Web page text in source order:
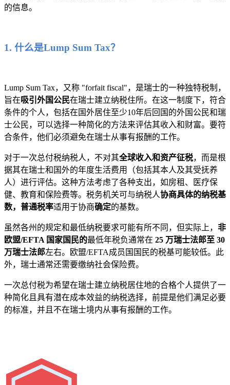
的信息。
1. 什么是Lump Sum Tax？
Lump Sum Tax，又称 "forfait fiscal"，是瑞士的一种独特税制，
旨在吸引外国公民在瑞士建立纳税住所。在这一制度下，符合
条件的个人，包括在国外居住至少10年后回国的外国公民和瑞
士公民，可以选择一种简化的方法来评估其收入和财富。要符
合条件，他们必须避免在瑞士从事有报酬的工作。
对于一次总付税纳税人，不对其全球收入和资产征税，而是根
据其在瑞士和国外的年度生活费用（包括其本人及其受抚养
人）进行评估。这种方法考虑了各种支出，如房租、医疗保
健、教育和保险费等。税务机关可与纳税人协商具体的纳税基
数，普通税率适用于协商确定的基数。
虽然各州的规定和最低纳税要求可能有所不同，但实际上， 非
欧盟/EFTA 国家国民的最低年税负通常在 25 万瑞士法郎至 30
万瑞士法郎左右。欧盟/EFTA成员国国民的税基可能较低。此
外，瑞士通常还需要缴纳社会保险费。
一次总付税为希望在瑞士建立纳税居住地的合格个人提供了一
种简化且具有潜在成本效益的纳税选择，前提是他们满足必要
的标准，并且不在瑞士境内从事有报酬的工作。